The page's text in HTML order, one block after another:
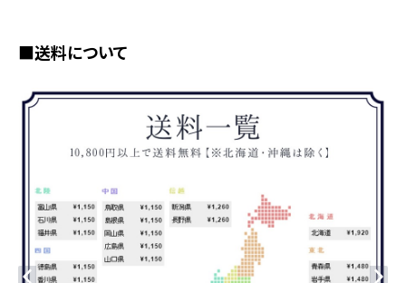
■送料について